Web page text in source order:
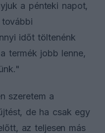
a pénteki napot,
időt töltenénk
termék jobb lenne,
szeretem a
de ha csak egy
az teljesen más